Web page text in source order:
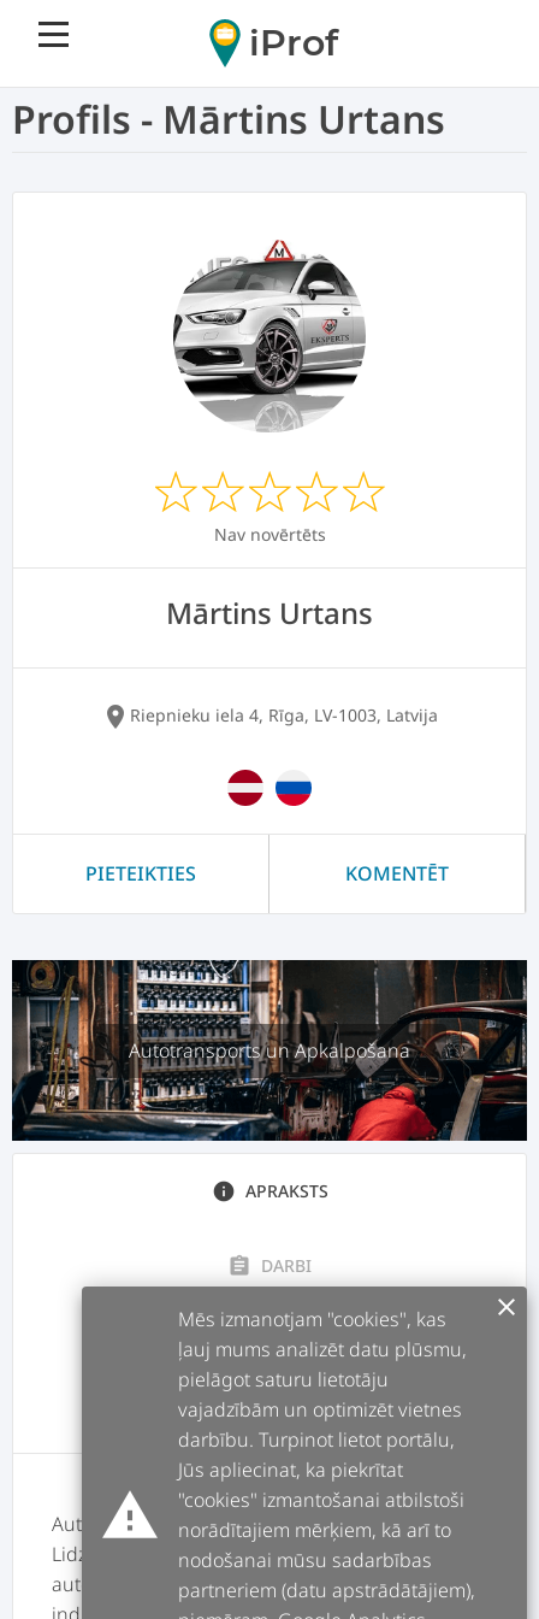
iProf
Profils - Mārtins Urtans
Nav novērtēts
Mārtins Urtans
location_on Riepnieku iela 4, Rīga, LV-1003, Latvija
PIETEIKTIES KOMENTĒT
Autotransports un Apkalpošana
info APRAKSTS
assignment DARBI
forumPOSTI
messageATSAUKSMES
Auto moto apmācību jomā darbojos 15 gadi.
Lidzsvarots un augstu kvalificēts instruktors un
autoskolas īpašnieks. Katram kursantam
warning
Mēs izmanotjam "cookies", kas
ļauj mums analizēt datu plūsmu,
pielāgot saturu lietotāju
vajadzībām un optimizēt vietnes
darbību. Turpinot lietot portālu,
Jūs apliecinat, ka piekrītat
"cookies" izmantošanai atbilstoši
norādītajiem mērķiem, kā arī to
nodošanai mūsu sadarbības
partneriem (datu apstrādātājiem),
clear